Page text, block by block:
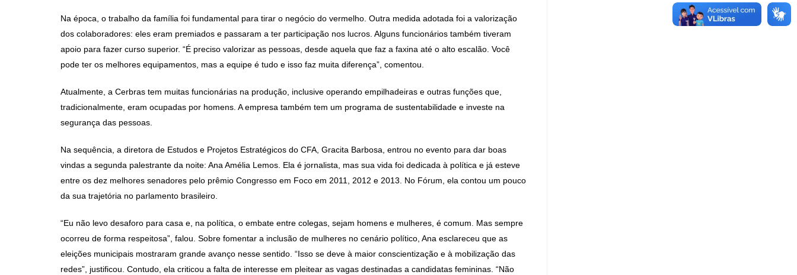
Na época, o trabalho da família foi fundamental para tirar o negócio do vermelho. Outra medida adotada foi a valorização
dos colaboradores: eles eram premiados e passaram a ter participação nos lucros. Alguns funcionários também tiveram
apoio para fazer curso superior. “É preciso valorizar as pessoas, desde aquela que faz a faxina até o alto escalão. Você
pode ter os melhores equipamentos, mas a equipe é tudo e isso faz muita diferença”, comentou.
Atualmente, a Cerbras tem muitas funcionárias na produção, inclusive operando empilhadeiras e outras funções que,
tradicionalmente, eram ocupadas por homens. A empresa também tem um programa de sustentabilidade e investe na
segurança das pessoas.
Na sequência, a diretora de Estudos e Projetos Estratégicos do CFA, Gracita Barbosa, entrou no evento para dar boas
vindas a segunda palestrante da noite: Ana Amélia Lemos. Ela é jornalista, mas sua vida foi dedicada à política e já esteve
entre os dez melhores senadores pelo prêmio Congresso em Foco em 2011, 2012 e 2013. No Fórum, ela contou um pouco
da sua trajetória no parlamento brasileiro.
“Eu não levo desaforo para casa e, na política, o embate entre colegas, sejam homens e mulheres, é comum. Mas sempre
ocorreu de forma respeitosa”, falou. Sobre fomentar a inclusão de mulheres no cenário político, Ana esclareceu que as
eleições municipais mostraram grande avanço nesse sentido. “Isso se deve à maior conscientização e à mobilização das
redes”, justificou. Contudo, ela criticou a falta de interesse em pleitear as vagas destinadas a candidatas femininas. “Não